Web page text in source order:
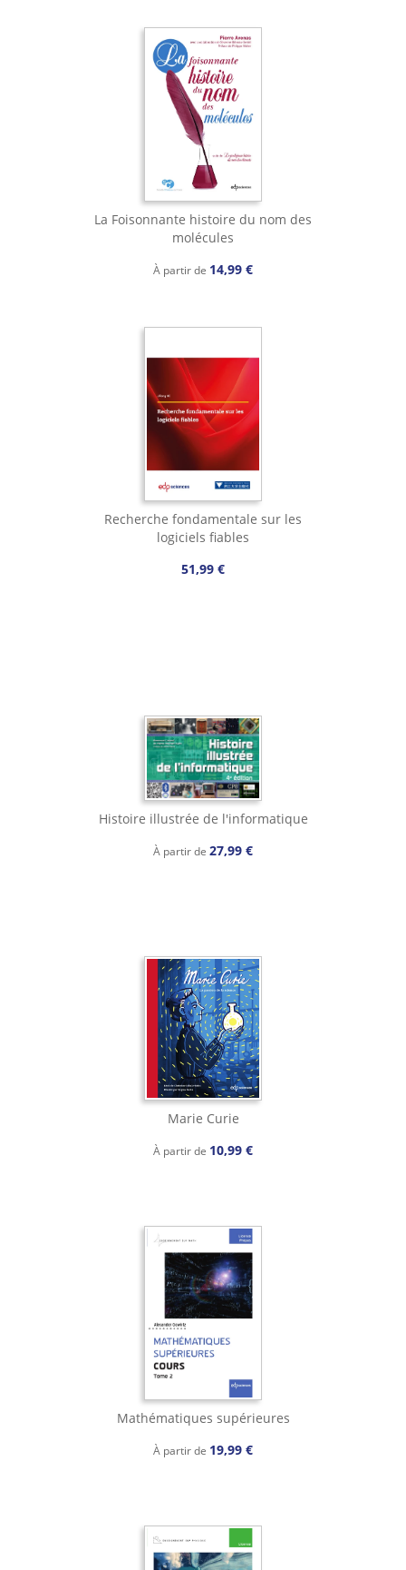
La Foisonnante histoire du nom des
molécules
À partir de 14,99 €
Recherche fondamentale sur les
logiciels fiables
51,99 €
Histoire illustrée de l'informatique
À partir de 27,99 €
Marie Curie
À partir de 10,99 €
Mathématiques supérieures
À partir de 19,99 €